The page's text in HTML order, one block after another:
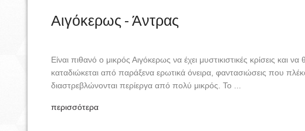
Αιγόκερως - Άντρας
Είναι πιθανό ο μικρός Αιγόκερως να έχει μυστικιστικές κρίσεις και
καταδιώκεται από παράξενα ερωτικά όνειρα, φαντασιώσεις που
διαστρεβλώνονται περίεργα από πολύ μικρός. Το ...
περισσότερα